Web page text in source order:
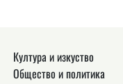
Култура и изкуство
Общество и политика